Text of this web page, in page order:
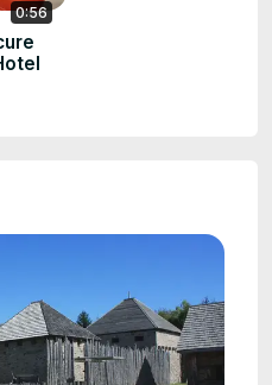
0:56